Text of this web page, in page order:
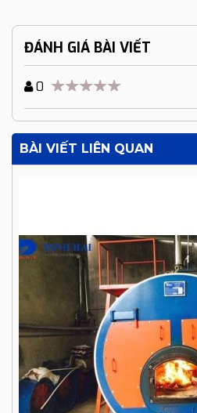
ĐÁNH GIÁ BÀI VIẾT
0
BÀI VIẾT LIÊN QUAN